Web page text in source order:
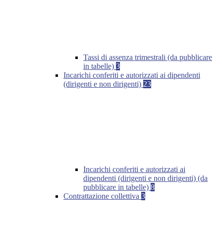
Tassi di assenza trimestrali (da pubblicare
in tabelle) 3
Incarichi conferiti e autorizzati ai dipendenti
(dirigenti e non dirigenti) 23
Incarichi conferiti e autorizzati ai
dipendenti (dirigenti e non dirigenti) (da
pubblicare in tabelle) 8
Contrattazione collettiva 3